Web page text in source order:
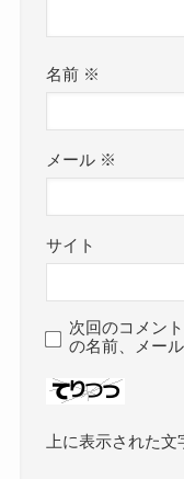
名前 ※
メール ※
サイト
次回のコメン
の名前、メー
上に表示された